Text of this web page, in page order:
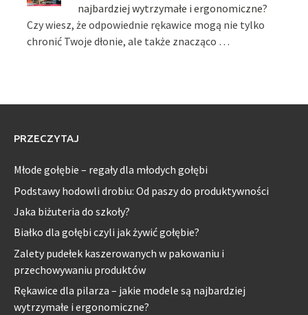
najbardziej wytrzymałe i ergonomiczne?
Czy wiesz, że odpowiednie rękawice mogą nie tylko
chronić Twoje dłonie, ale także znacząco …
PRZECZYTAJ
Młode gołębie – regały dla młodych gołębi
Podstawy hodowli drobiu: Od paszy do produktywności
Jaka biżuteria do szkoły?
Białko dla gołębi czyli jak żywić gołębie?
Zalety pudełek kaszerowanych w pakowaniu i
przechowywaniu produktów
Rękawice dla pilarza – jakie modele są najbardziej
wytrzymałe i ergonomiczne?